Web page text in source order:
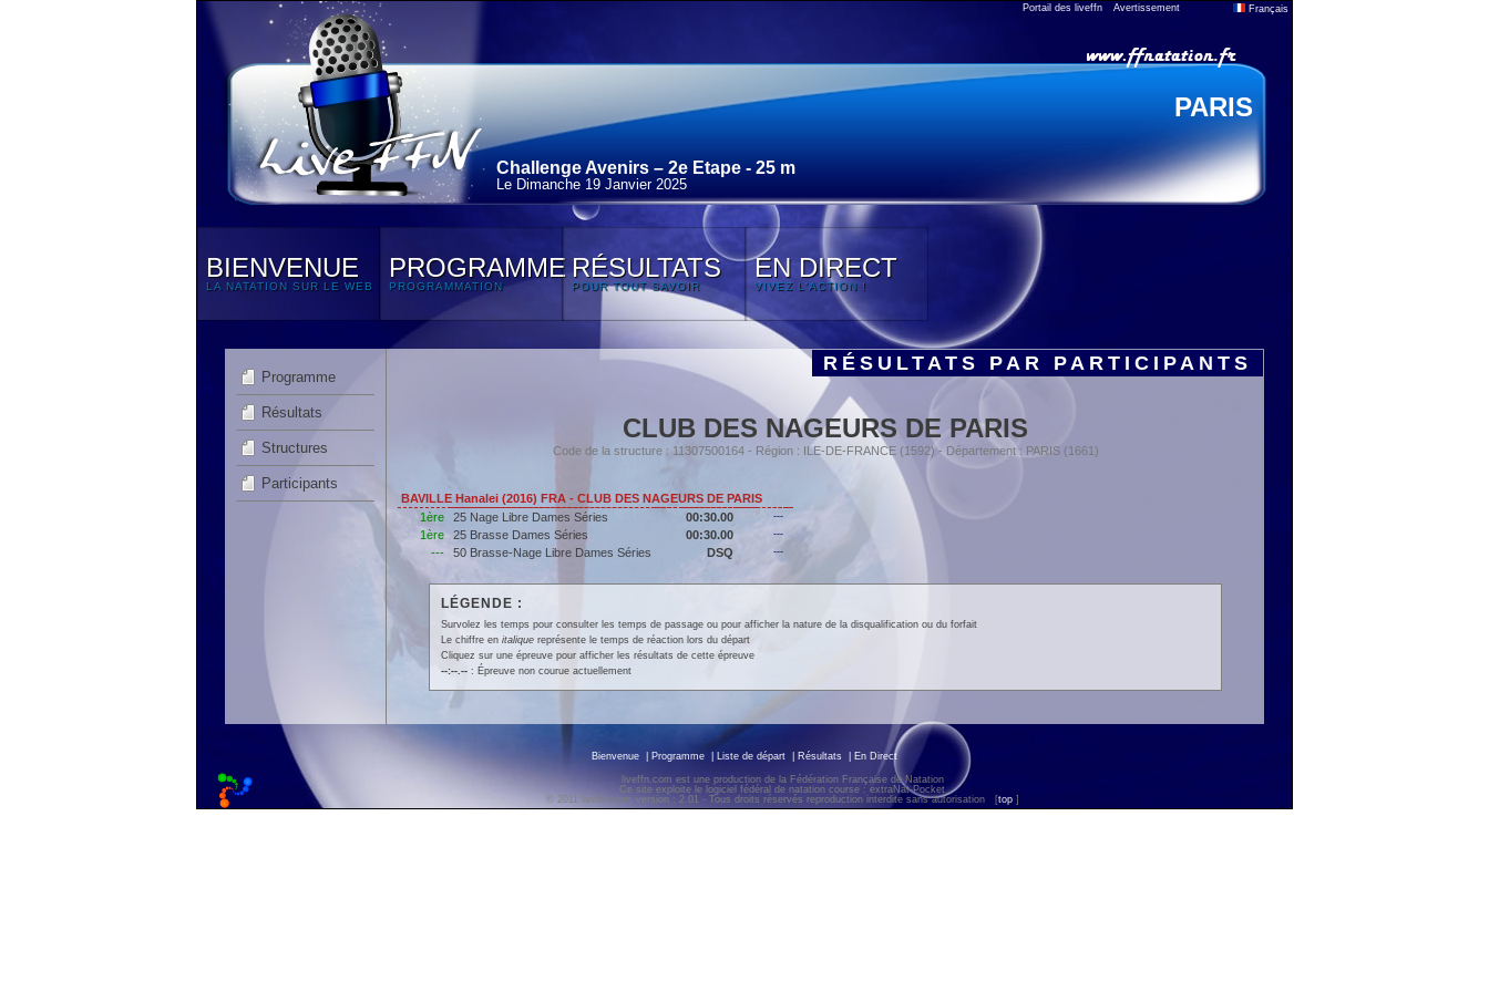
Portail des liveffn Avertissement Français
PARIS
Challenge Avenirs – 2e Etape - 25 m
Le Dimanche 19 Janvier 2025
BIENVENUE
LA NATATION SUR LE WEB
PROGRAMME
PROGRAMMATION
RÉSULTATS
POUR TOUT SAVOIR
EN DIRECT
VIVEZ L'ACTION !
Programme
Résultats
Structures
Participants
RÉSULTATS PAR PARTICIPANTS
CLUB DES NAGEURS DE PARIS
Code de la structure : 11307500164 - Région : ILE-DE-FRANCE (1592) - Département : PARIS (1661)
BAVILLE Hanalei (2016) FRA - CLUB DES NAGEURS DE PARIS
1ère
25 Nage Libre Dames Séries 00:30.00 ---
1ère 25 Brasse Dames Séries 00:30.00 ---
--- 50 Brasse-Nage Libre Dames Séries DSQ ---
LÉGENDE :
Survolez les temps pour consulter les temps de passage ou pour afficher la nature de la disqualification ou du forfait
Le chiffre en italiquereprésente le temps de réaction lors du départ
Cliquez sur une épreuve pour afficher les résultats de cette épreuve
--:--.--: Épreuve non courue actuellement
Bienvenue Programme Liste de départ Résultats En Direct
liveffn.com est une production de la Fédération Française de Natation
Ce site exploite le logiciel fédéral de natation course : extraNat-Pocket
© 2011 liveffn.com version : 2.01 - Tous droits réservés reproduction interdite sans autorisation
[top ]